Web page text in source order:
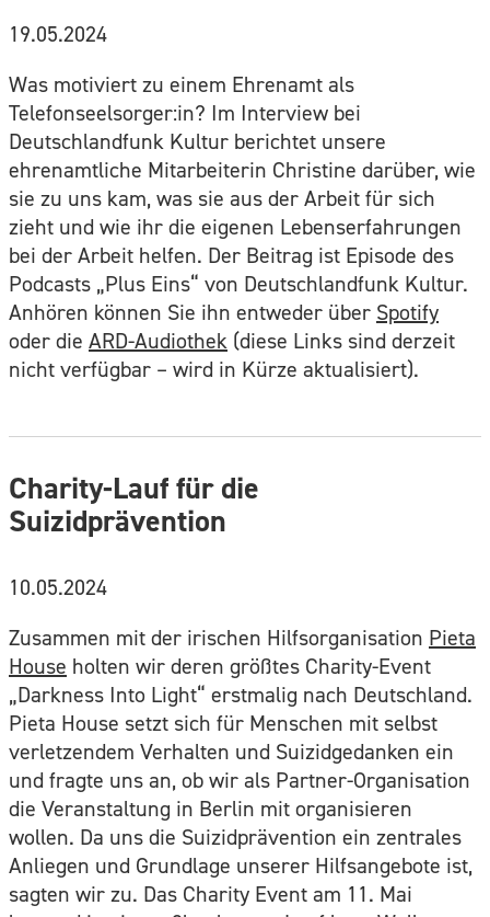
19.05.2024
Was motiviert zu einem Ehrenamt als
Telefonseelsorger:in? Im Interview bei
Deutschlandfunk Kultur berichtet unsere
ehrenamtliche Mitarbeiterin Christine darüber, wie
sie zu uns kam, was sie aus der Arbeit für sich
zieht und wie ihr die eigenen Lebenserfahrungen
bei der Arbeit helfen. Der Beitrag ist Episode des
Podcasts „Plus Eins“ von Deutschlandfunk Kultur.
Anhören können Sie ihn entweder über Spotify
oder die ARD-Audiothek (diese Links sind derzeit
nicht verfügbar – wird in Kürze aktualisiert).
Charity-Lauf für die
Suizidprävention
10.05.2024
Zusammen mit der irischen Hilfsorganisation Pieta
House holten wir deren größtes Charity-Event
„Darkness Into Light“ erstmalig nach Deutschland.
Pieta House setzt sich für Menschen mit selbst
verletzendem Verhalten und Suizidgedanken ein
und fragte uns an, ob wir als Partner-Organisation
die Veranstaltung in Berlin mit organisieren
wollen. Da uns die Suizidprävention ein zentrales
Anliegen und Grundlage unserer Hilfsangebote ist,
sagten wir zu. Das Charity Event am 11. Mai